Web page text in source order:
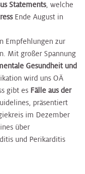
Statements, welche
Ende August in
Empfehlungen zur
Mit großer Spannung
Gesundheit und
wird uns OÄ
gibt es Fälle aus der
präsentiert
im Dezember
über
und Perikarditis